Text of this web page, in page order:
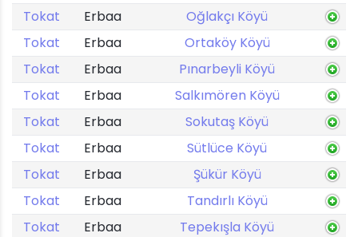
Tokat
Erbaa
Oğlakçı Köyü
Tokat
Erbaa
Ortaköy Köyü
Tokat
Erbaa
Pınarbeyli Köyü
Tokat
Erbaa
Salkımören Köyü
Tokat
Erbaa
Sokutaş Köyü
Tokat
Erbaa
Sütlüce Köyü
Tokat
Erbaa
Şükür Köyü
Tokat
Erbaa
Tandırlı Köyü
Tokat
Erbaa
Tepekışla Köyü